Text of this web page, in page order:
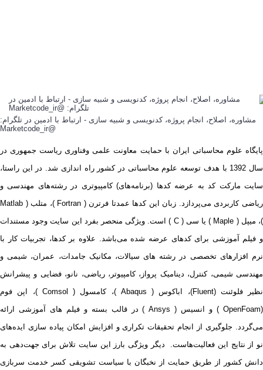
مشاوره، اصلاح، انجام پروژه، کدنویسی و شبیه سازی - ارتباط با ادمین در تلگرام:
@Marketcode_ir
پایگاه علوم محاسباتی ایران با حمایت معاونت علمی وفناوری ریاست جمهوری در
سال 1392 با هدف توسعه علوم محاسباتی در کشور راه اندازی شد. در این راستا،
سایت مارکت کد به عرضه کدها (برنامه‌های) کامپیوتری در رشته‌های مهندسی و
ریاضی کاربردی می‌پردازد. زبان این کدها عمدتا فرترن ( Fortran )، متلب ( Matlab
)، میپل ( Maple ) یا سی ( C ) است. ویژگی منحصر بفرد این سایت وجود مستندات
و فیلم آموزشی برای کدهای عرضه شده می‌باشد. علاوه بر کدها، تجربیات کار با
نرم افزارهای تخصصی در رشته های سیالات، مکانیک جامدات، عمران، شیمی و
مهندسی شیمی، کنترل، دینامیک پرواز، کامپیوتر، ریاضی، نانو، فضایی و پیشرانش
نظیر فلوئنت (Fluent)، اباکوس ( Abaqus )، کامسول ( Comsol )، اپن فوم
(OpenFoam ) و انسیس ( Ansys ) در قالب بسته‌ و فیلم های آموزشی ارائه
می‌گردد. جلوگیری از انجام تحقیقات تکراری و افزایش امکان پیاده سازی ایده‌های
نو از نتایج این فعالیت‌هاست. دیگر ویژگی بارز این سایت تلاش برای جهت‌دهی به
دانش کشور از طریق حمایت از نخبگان با سیاست تشویقی کسر خدمت سربازی